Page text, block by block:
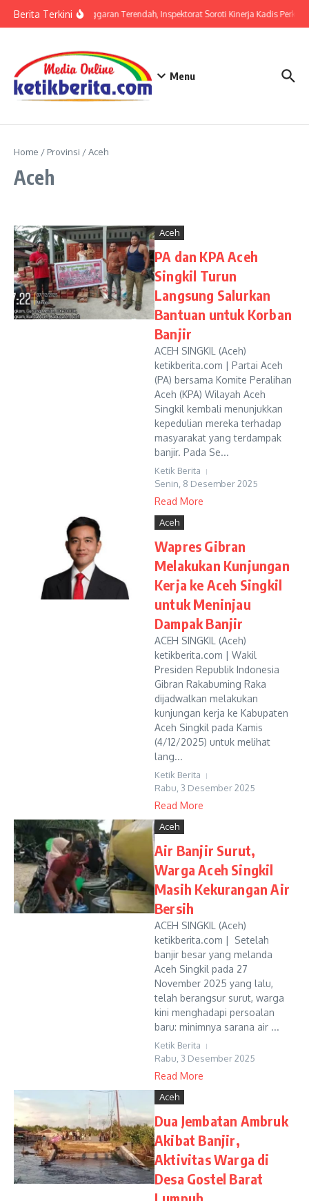
Berita TerkiniSerapan Anggaran Terendah, Inspektorat Soroti Kinerja Kadis
Menu
Home / Provinsi /Aceh
Aceh
Aceh
PA dan KPA Aceh
Singkil Turun
Langsung Salurkan
Bantuan untuk Korban
Banjir
ACEH SINGKIL (Aceh)
ketikberita.com | Partai Aceh
(PA) bersama Komite Peralihan
Aceh (KPA) Wilayah Aceh
Singkil kembali menunjukkan
kepedulian mereka terhadap
masyarakat yang terdampak
banjir. Pada Se...
Ketik Berita
Senin, 8 Desember 2025
Read More
Aceh
Wapres Gibran
Melakukan Kunjungan
Kerja ke Aceh Singkil
untuk Meninjau
Dampak Banjir
ACEH SINGKIL (Aceh)
ketikberita.com | Wakil
Presiden Republik Indonesia
Gibran Rakabuming Raka
dijadwalkan melakukan
kunjungan kerja ke Kabupaten
Aceh Singkil pada Kamis
(4/12/2025) untuk melihat
lang...
Ketik Berita
Rabu, 3 Desember 2025
Read More
Aceh
Air Banjir Surut,
Warga Aceh Singkil
Masih Kekurangan Air
Bersih
ACEH SINGKIL (Aceh)
ketikberita.com | Setelah
banjir besar yang melanda
Aceh Singkil pada 27
November 2025 yang lalu,
telah berangsur surut, warga
kini menghadapi persoalan
baru: minimnya sarana air ...
Ketik Berita
Rabu, 3 Desember 2025
Read More
Aceh
Dua Jembatan Ambruk
Akibat Banjir,
Aktivitas Warga di
Desa Gostel Barat